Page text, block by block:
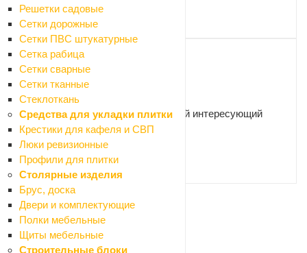
Решетки садовые
Сетки дорожные
Сетки ПВС штукатурные
Сетка рабица
Сетки сварные
Сетки тканные
Стеклоткань
Средства для укладки плитки
Крестики для кафеля и СВП
Люки ревизионные
Профили для плитки
Столярные изделия
Брус, доска
Двери и комплектующие
Полки мебельные
Щиты мебельные
Строительные блоки
Нужна консультация?
Наши специалисты ответят на любой интересующий
вопрос
ЗАДАТЬ ВОПРОС
Ваше имя*